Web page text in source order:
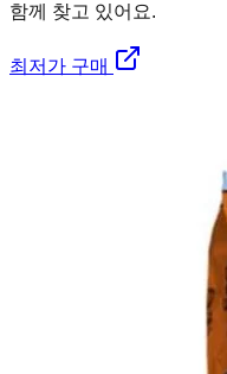
함께 찾고 있어요.
최저가 구매